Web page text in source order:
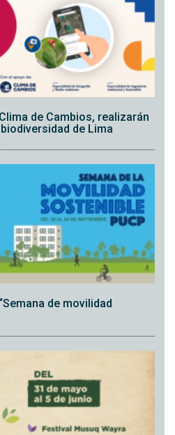
de Cambios, realizarán
de Lima
de movilidad